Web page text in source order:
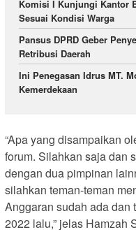
Komisi I Kunjungi Kantor
Sesuai Kondisi Warga
Pansus DPRD Geber
Retribusi Daerah
Ini Penegasan Idrus MT.
Kemerdekaan
“Apa yang disampaikan
forum. Silahkan saja dan
dengan dua pimpinan
silahkan teman-teman
Anggaran sudah ada dan
2022 lalu,” jelas Hamzah